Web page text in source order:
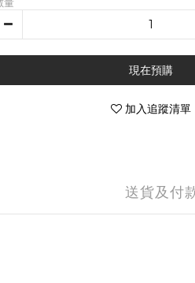
現在預購
加入追蹤清單
送貨及付